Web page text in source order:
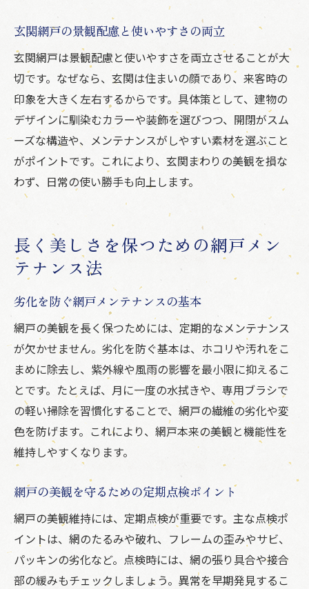
玄関網戸の景観配慮と使いやすさの両立
玄関網戸は景観配慮と使いやすさを両立させることが大
切です。なぜなら、玄関は住まいの顔であり、来客時の
印象を大きく左右するからです。具体策として、建物の
デザインに馴染むカラーや装飾を選びつつ、開閉がスム
ーズな構造や、メンテナンスがしやすい素材を選ぶこと
がポイントです。これにより、玄関まわりの美観を損な
わず、日常の使い勝手も向上します。
長く美しさを保つための網戸メン
テナンス法
劣化を防ぐ網戸メンテナンスの基本
網戸の美観を長く保つためには、定期的なメンテナンス
が欠かせません。劣化を防ぐ基本は、ホコリや汚れをこ
まめに除去し、紫外線や風雨の影響を最小限に抑えるこ
とです。たとえば、月に一度の水拭きや、専用ブラシで
の軽い掃除を習慣化することで、網戸の繊維の劣化や変
色を防げます。これにより、網戸本来の美観と機能性を
維持しやすくなります。
網戸の美観を守るための定期点検ポイント
網戸の美観維持には、定期点検が重要です。主な点検ポ
イントは、網のたるみや破れ、フレームの歪みやサビ、
パッキンの劣化など。点検時には、網の張り具合や接合
部の緩みもチェックしましょう。異常を早期発見するこ